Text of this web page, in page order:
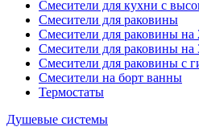
Смесители для кухни с
Смесители для раковины
Смесители для раковины на
Смесители для раковины на
Смесители для раковины с
Смесители на борт ванны
Термостаты
Душевые системы